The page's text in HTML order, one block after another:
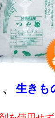
生きも